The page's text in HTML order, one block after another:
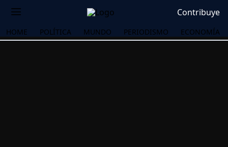
Contribuye
HOME POLÍTICA MUNDO PERIODISMO ECONOMÍA